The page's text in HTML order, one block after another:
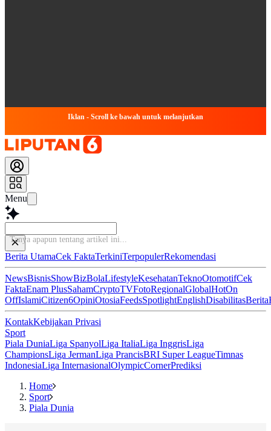
Iklan - Scroll ke bawah untuk melanjutkan
Menu
Tanya apap
Berita UtamaCek FaktaTerkiniTerpopulerRekomendasi
NewsBisnisShowBizBolaLifestyleKesehatanTeknoOtomotifCek
FaktaEnam PlusSahamCryptoTVFotoRegionalGlobalHotOn
OffIslamiCitizen6OpiniOtosiaFeedsSpotlightEnglishDisabilitasBerita
KontakKebijakan Privasi
Sport
Piala DuniaLiga SpanyolLiga ItaliaLiga InggrisLiga
ChampionsLiga JermanLiga PrancisBRI Super LeagueTimnas
IndonesiaLiga InternasionalOlympicCornerPrediksi
Home
Sport
Piala Dunia